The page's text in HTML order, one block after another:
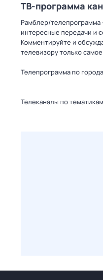
ТВ-программа
Рамблер/телепрограмма
интересные передачи и
Комментируйте и
телевизору только
Телепрограмма по
Телеканалы по